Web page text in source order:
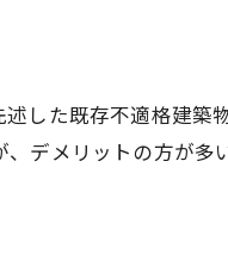
た既存不適格建築
デメリットの方が